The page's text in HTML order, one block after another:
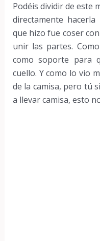
Podéis dividir de este
directamente
que hizo fue coser
unir las partes.
como soporte para
cuello. Y como lo vio
de la camisa, pero tú
a llevar camisa, esto